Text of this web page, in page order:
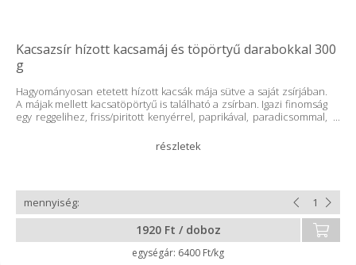
Kacsazsír hízott kacsamáj és töpörtyű darabokkal 300
g
Hagyományosan etetett hízott kacsák mája sütve a saját zsírjában.
A májak mellett kacsatöpörtyű is található a zsírban. Igazi finomság
egy reggelihez, friss/piritott kenyérrel, paprikával, paradicsommal,
1920 Ft / doboz
6400 Ft/kg